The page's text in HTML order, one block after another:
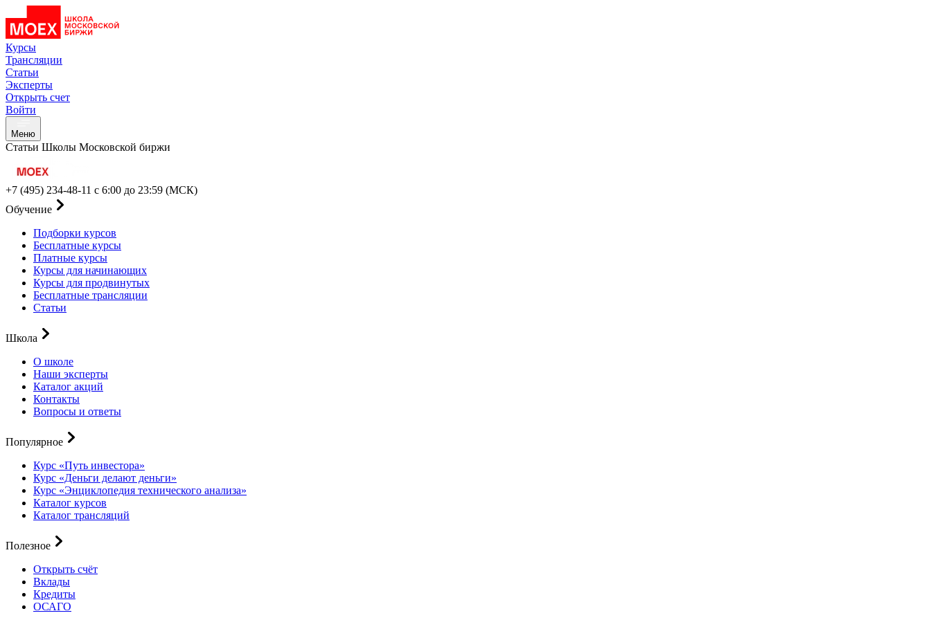
Курсы
Трансляции
Статьи
Эксперты
Открыть счет
Войти
Меню
Статьи Школы Московской биржи
+7 (495) 234-48-11 с 6:00 до 23:59 (МСК)
Обучение
Подборки курсов
Бесплатные курсы
Платные курсы
Курсы для начинающих
Курсы для продвинутых
Бесплатные трансляции
Статьи
Школа
О школе
Наши эксперты
Каталог акций
Контакты
Вопросы и ответы
Популярное
Курс «Путь инвестора»
Курс «Деньги делают деньги»
Курс «Энциклопедия технического анализа»
Каталог курсов
Каталог трансляций
Полезное
Открыть счёт
Вклады
Кредиты
ОСАГО